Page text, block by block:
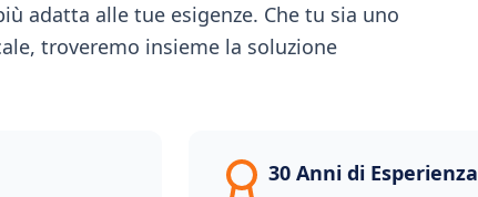
adatta alle tue esigenze. Che tu sia uno
troveremo insieme la soluzione
30 Anni di Esperienza